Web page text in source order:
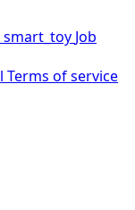
smart_toy Job
Terms of service